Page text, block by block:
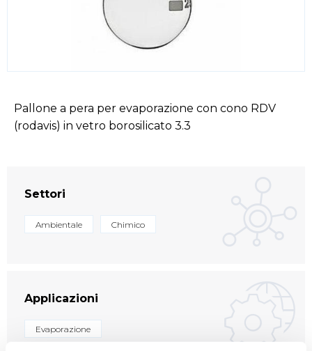
Pallone a pera per evaporazione con cono RDV
(rodavis) in vetro borosilicato 3.3
Settori
Ambientale Chimico
Applicazioni
Evaporazione